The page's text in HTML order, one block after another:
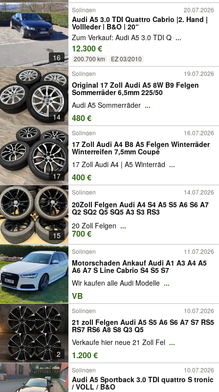
16
Solingen 20.07.2026
Audi A5 3.0 TDI Quattro Cabrio |2. Hand |
Vollleder | B&O | 20“
Zum Verkauf: Audi A5 3.0 TDI Q ...
12.300 €
200.700 km EZ 03/2010
14
Solingen 19.07.2026
Original 17 Zoll Audi A5 8W B9 Felgen
Sommerräder 6,5mm 225/50
Audi A5 Sommerräder ...
480 €
17
Solingen 16.07.2026
17 Zoll Audi A4 B8 A5 Felgen Winterräder
Winterreifen 7,5mm Coupé
17 Zoll Audi A4 | A5 Winterräd ...
400 €
15
Solingen 14.07.2026
20Zoll Felgen Audi A4 S4 A5 S5 A6 S6 A7
Q2 SQ2 Q5 SQ5 A3 S3 RS3
20 Zoll Felgen ...
700 €
Solingen 11.07.2026
Motorschaden Ankauf Audi A1 A3 A4 A5
A6 A7 S Line Cabrio S4 S5 S7
Wir kaufen alle Audi Modelle ...
VB
2
Solingen 10.07.2026
21 zoll Felgen Audi A5 S5 A6 S6 A7 S7 RS5
RS7 RS6 A8 S8 Q3 Q5
Verkaufe hier neue 21 Zoll Fel ...
1.200 €
Solingen 10.07.2026
Audi A5 Sportback 3.0 TDI quattro S tronic
/ VOLL / B&O